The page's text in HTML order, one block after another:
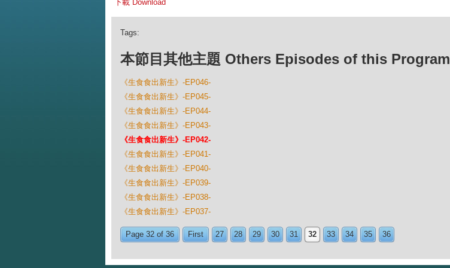
下載 Download
Tags:
本節目其他主題 Others Episodes of this Program
《生食食出新生》-EP046-
《生食食出新生》-EP045-
《生食食出新生》-EP044-
《生食食出新生》-EP043-
《生食食出新生》-EP042-
《生食食出新生》-EP041-
《生食食出新生》-EP040-
《生食食出新生》-EP039-
《生食食出新生》-EP038-
《生食食出新生》-EP037-
Page 32 of 36 First 27 28 29 30 31 32 33 34 35 36